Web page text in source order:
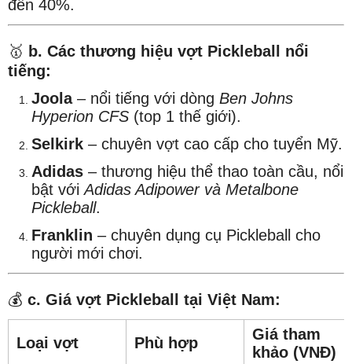
đến 40%.
🥇 b. Các thương hiệu vợt Pickleball nổi
tiếng:
Joola– nổi tiếng với dòng Ben Johns
Hyperion CFS (top 1 thế giới).
Selkirk – chuyên vợt cao cấp cho tuyển Mỹ.
Adidas – thương hiệu thể thao toàn cầu, nổi
bật vớiAdidas Adipower và Metalbone
Pickleball.
Franklin – chuyên dụng cụ Pickleball cho
người mới chơi.
💰 c. Giá vợt Pickleball tại Việt Nam:
Loại vợt Phù hợp
Giá tham
khảo (VNĐ)